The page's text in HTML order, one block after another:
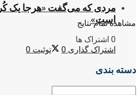
مشاهده تمام نتایج
مردی که می‌گفت «هرجا یک
است»
0 اشتراک ها
اشتراک گذاری 0 توئیت 0
دسته بندی
دسته